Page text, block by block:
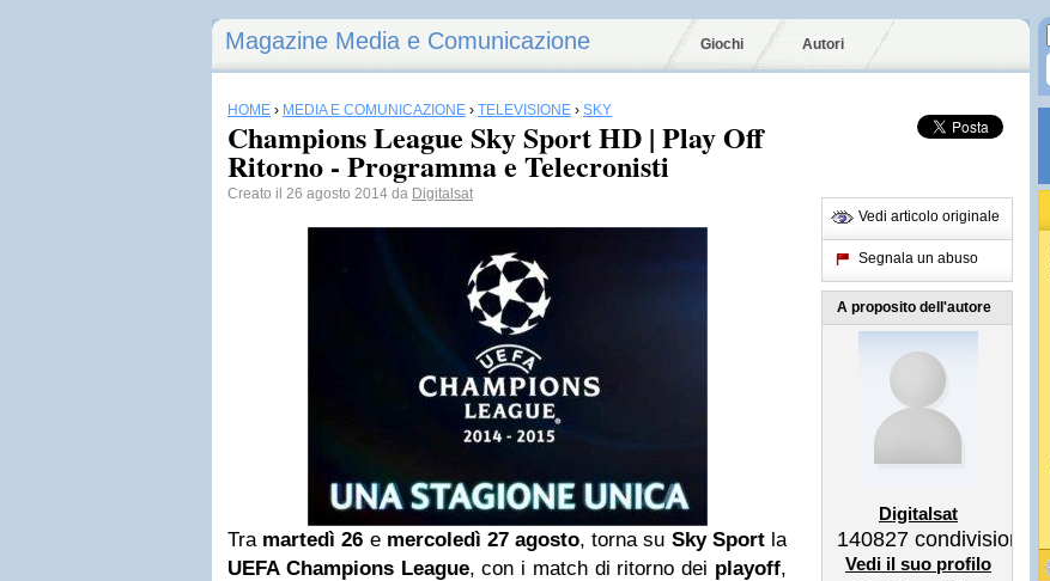
Magazine Media e Comunicazione Giochi Autori
HOME › MEDIA E COMUNICAZIONE › TELEVISIONE › SKY
Champions League Sky Sport HD | Play Off
Ritorno - Programma e Telecronisti
Creato il 26 agosto 2014 da Digitalsat
Tra martedì 26 e mercoledì 27 agosto, torna su Sky Sportla
UEFA Champions League, con i match di ritorno dei playoff,
Vedi articolo originale
Segnala un abuso
A proposito dell'autore
Digitalsat
140827 condivisioni
Vedi il suo profilo